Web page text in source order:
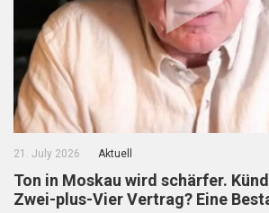
21. July 2026 Aktuell
Ton in Moskau wird schärfer.
Zwei-plus-Vier Vertrag? Eine